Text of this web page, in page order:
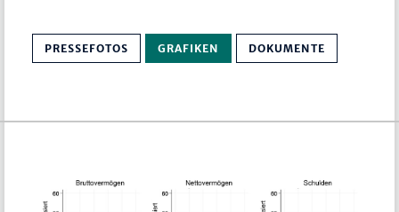
PRESSEFOTOS GRAFIKEN DOKUMENTE